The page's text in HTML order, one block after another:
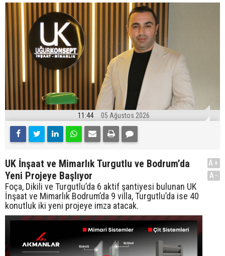
11:44 05 Ağustos 2026
UK İnşaat ve Mimarlık Turgutlu ve Bodrum’da
Yeni Projeye Başlıyor
Foça, Dikili ve Turgutlu’da 6 aktif şantiyesi bulunan UK
İnşaat ve Mimarlık Bodrum’da 9 villa, Turgutlu’da ise 40
konutluk iki yeni projeye imza atacak.
A+
A-